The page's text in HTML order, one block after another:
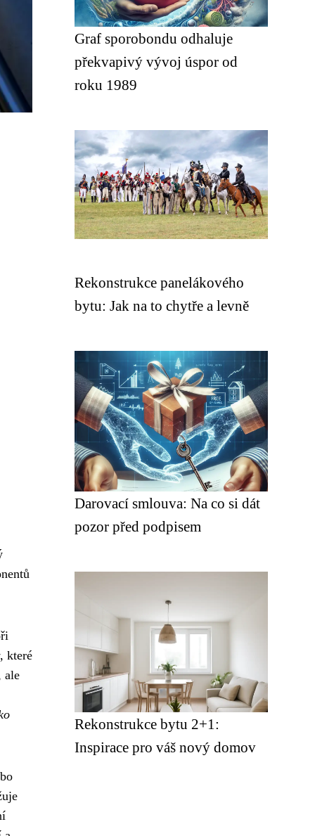
které
ale
Graf sporobondu odhaluje
překvapivý vývoj úspor od
roku 1989
Rekonstrukce panelákového
bytu: Jak na to chytře a levně
Darovací smlouva: Na co si dát
pozor před podpisem
Rekonstrukce bytu 2+1:
Inspirace pro váš nový domov